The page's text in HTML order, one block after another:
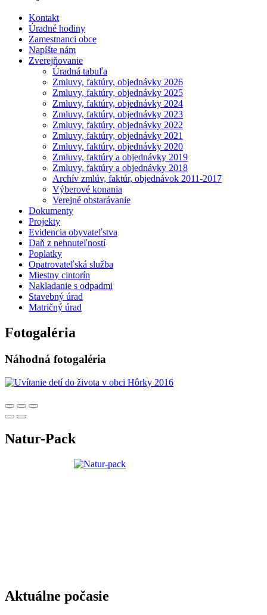
Kontakt
Úradné hodiny
Zamestnanci obce
Napíšte nám
Zverejňovanie
Úradná tabuľa
Zmluvy, faktúry, objednávky 2026
Zmluvy, faktúry, objednávky 2025
Zmluvy, faktúry, objednávky 2024
Zmluvy, faktúry, objednávky 2023
Zmluvy, faktúry, objednávky 2022
Zmluvy, faktúry, objednávky 2021
Zmluvy, faktúry, objednávky 2020
Zmluvy, faktúry a objednávky 2019
Zmluvy, faktúry a objednávky 2018
Archív zmlúv, faktúr, objednávok 2011-2017
Výberové konania
Verejné obstarávanie
Dokumenty
Projekty
Evidencia obyvateľstva
Daň z nehnuteľností
Poplatky
Opatrovateľská služba
Miestny cintorín
Nakladanie s odpadmi
Stavebný úrad
Matričný úrad
Fotogaléria
Náhodná fotogaléria
Natur-Pack
Aktuálne počasie